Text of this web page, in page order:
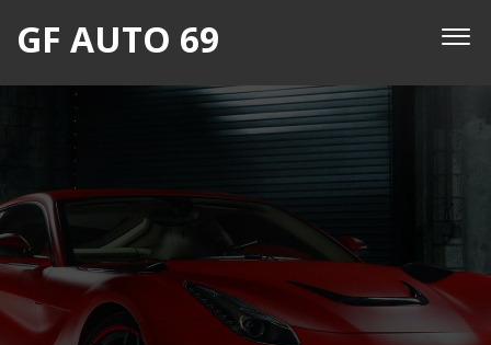
GF AUTO 69